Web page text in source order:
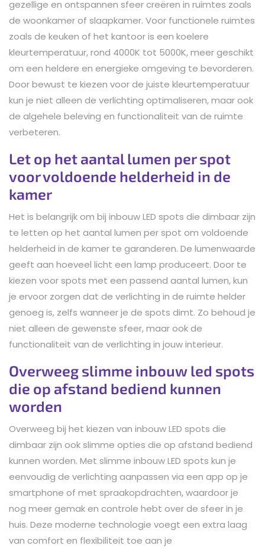
gezellige en ontspannen sfeer creëren in ruimtes zoals
de woonkamer of slaapkamer. Voor functionele ruimtes
zoals de keuken of het kantoor is een koelere
kleurtemperatuur, rond 4000K tot 5000K, meer geschikt
om een heldere en energieke omgeving te bevorderen.
Door bewust te kiezen voor de juiste kleurtemperatuur
kun je niet alleen de verlichting optimaliseren, maar ook
de algehele beleving en functionaliteit van de ruimte
verbeteren.
Let op het aantal lumen per spot
voor voldoende helderheid in de
kamer
Het is belangrijk om bij inbouw LED spots die dimbaar zijn
te letten op het aantal lumen per spot om voldoende
helderheid in de kamer te garanderen. De lumenwaarde
geeft aan hoeveel licht een lamp produceert. Door te
kiezen voor spots met een passend aantal lumen, kun
je ervoor zorgen dat de verlichting in de ruimte helder
genoeg is, zelfs wanneer je de spots dimt. Zo behoud je
niet alleen de gewenste sfeer, maar ook de
functionaliteit van de verlichting in jouw interieur.
Overweeg slimme inbouw led spots
die op afstand bediend kunnen
worden
Overweeg bij het kiezen van inbouw LED spots die
dimbaar zijn ook slimme opties die op afstand bediend
kunnen worden. Met slimme inbouw LED spots kun je
eenvoudig de verlichting aanpassen via een app op je
smartphone of met spraakopdrachten, waardoor je
nog meer gemak en controle hebt over de sfeer in je
huis. Deze moderne technologie voegt een extra laag
van comfort en flexibiliteit toe aan je